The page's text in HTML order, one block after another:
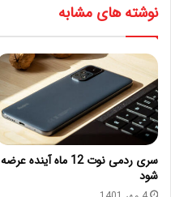
نوشته های مشابه
سری ردمی نوت 12 ماه آینده عرضه
شود